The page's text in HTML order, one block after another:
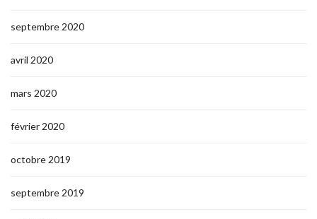
septembre 2020
avril 2020
mars 2020
février 2020
octobre 2019
septembre 2019